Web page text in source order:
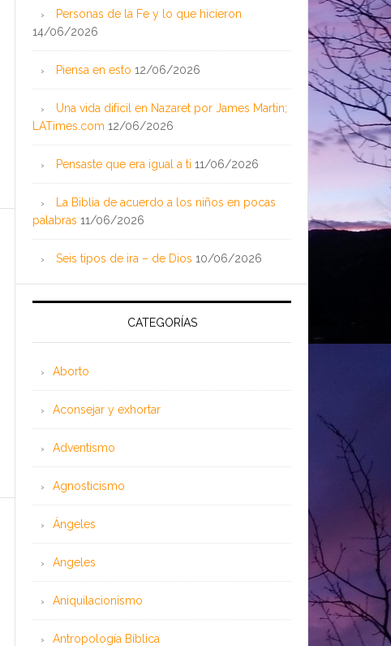
Personas de la Fe y lo que hicieron
14/06/2026
Piensa en esto 12/06/2026
Una vida difícil en Nazaret por James Martin;
LATimes.com 12/06/2026
Pensaste que era igual a ti 11/06/2026
La Biblia de acuerdo a los niños en pocas
palabras 11/06/2026
Seis tipos de ira – de Dios 10/06/2026
CATEGORÍAS
Aborto
Aconsejar y exhortar
Adventismo
Agnosticismo
Ángeles
Angeles
Aniquilacionismo
Antropología Bíblica